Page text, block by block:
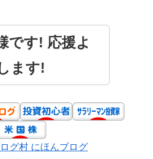
です! 応援よ
ます!